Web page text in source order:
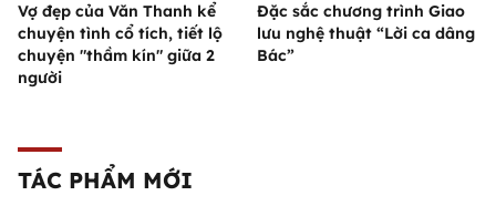
Vợ đẹp của Văn Thanh kể
chuyện tình cổ tích, tiết lộ
chuyện "thầm kín" giữa 2
người
Đặc sắc chương trình Giao
lưu nghệ thuật “Lời ca dâng
Bác”
TÁC PHẨM MỚI